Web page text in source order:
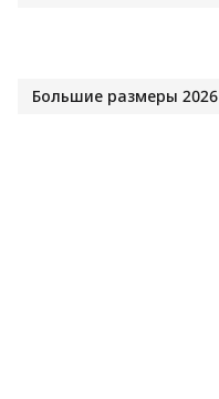
Большие размеры 2026